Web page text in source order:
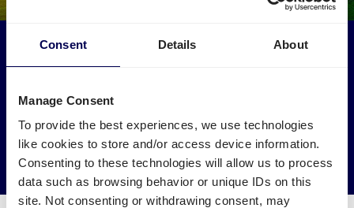
Consent Details About
Manage Consent
To provide the best experiences, we use technologies
like cookies to store and/or access device information.
Consenting to these technologies will allow us to process
data such as browsing behavior or unique IDs on this
site. Not consenting or withdrawing consent, may
Maak een impact op het milieu
vrachtwagens die anders leeg of halfleeg zouden rijden.
→ Ga van start
Verminder je CO2 uitstoot